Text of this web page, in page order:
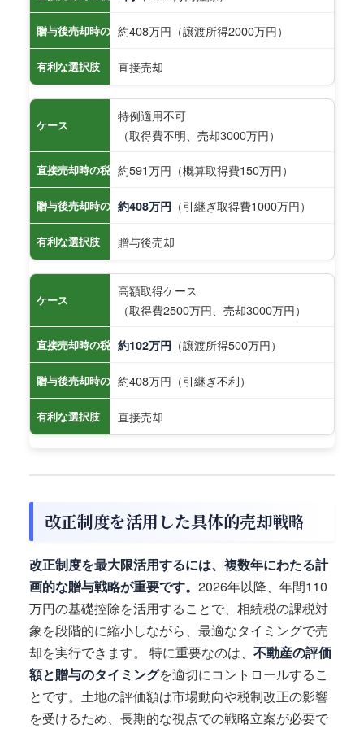
贈与後売却時の税負担約408万円（譲渡所得2000万円）
有利な選択肢 直接売却
ケース
特例適用不可
（取得費不明、売却3000万円）
直接売却時の税負担約591万円（概算取得費150万円）
贈与後売却時の税負担約408万円 （引継ぎ取得費1000万円）
有利な選択肢 贈与後売却
ケース
高額取得ケース
（取得費2500万円、売却3000万円）
直接売却時の税負担約102万円 （譲渡所得500万円）
贈与後売却時の税負担約408万円（引継ぎ不利）
有利な選択肢 直接売却
改正制度を活用した具体的売却戦略
改正制度を最大限活用するには、複数年にわたる計
画的な贈与戦略が重要です。 2026年以降、年間110
万円の基礎控除を活用することで、相続税の課税対
象を段階的に縮小しながら、最適なタイミングで売
却を実行できます。 特に重要なのは、 不動産の評価
額と贈与のタイミングを適切にコントロールするこ
とです。土地の評価額は市場動向や税制改正の影響
を受けるため、長期的な視点での戦略立案が必要で